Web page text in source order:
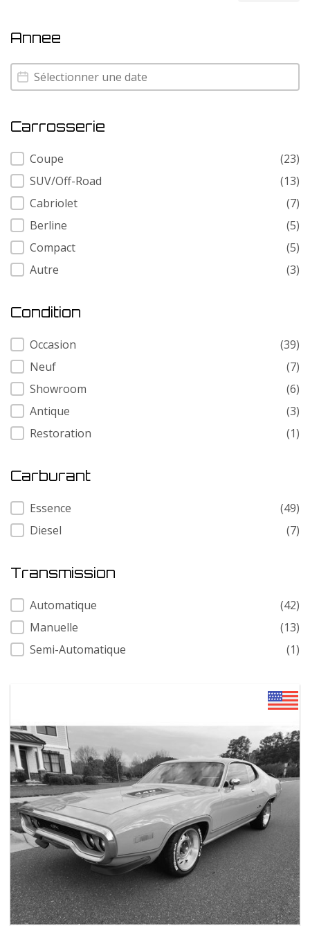
Annee
Annee
Annee
Carrosserie
Carrosserie
Coupe
(23)
SUV/Off-Road
(13)
Cabriolet
(7)
Berline
(5)
Compact
(5)
Autre
(3)
Condition
Condition
Occasion
(39)
Neuf
(7)
Showroom
(6)
Antique
(3)
Restoration
(1)
Carburant
Carburant
Essence
(49)
Diesel
(7)
Transmission
Transmission
Automatique
(42)
Manuelle
(13)
Semi-Automatique
(1)